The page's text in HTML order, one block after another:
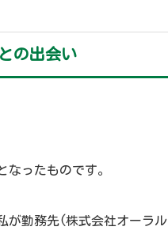
の出会い
なったものです。
が勤務先(株式会社オーラ